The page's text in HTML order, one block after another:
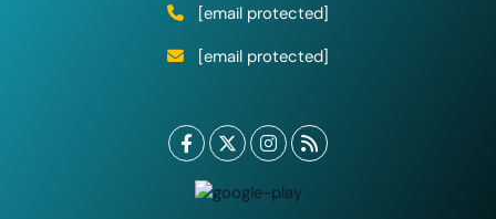
[email protected]
[email protected]